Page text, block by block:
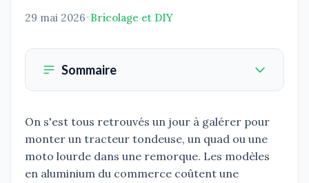
29 mai 2026•Bricolage et DIY
Sommaire
On s'est tous retrouvés un jour à galérer pour
monter un tracteur tondeuse, un quad ou une
moto lourde dans une remorque. Les modèles
en aluminium du commerce coûtent une